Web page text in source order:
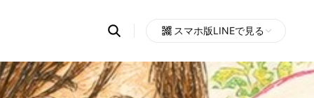
Search
OpenChats
messages
search
area
スマホ版LINEで見る